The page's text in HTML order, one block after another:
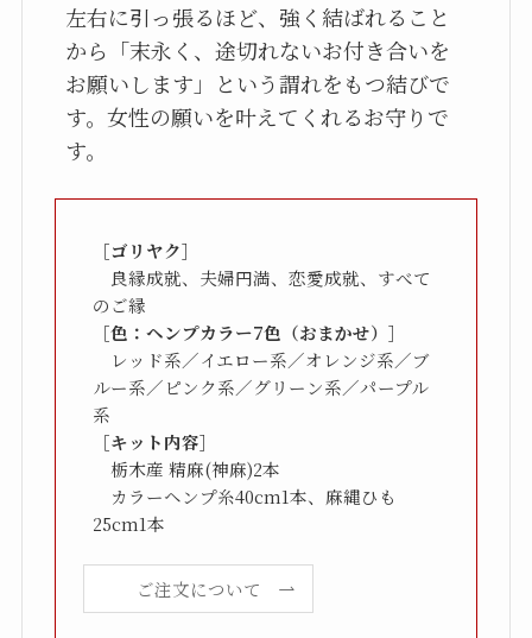
左右に引っ張るほど、強く結ばれること
から「末永く、途切れないお付き合いを
お願いします」という謂れをもつ結びで
す。女性の願いを叶えてくれるお守りで
す。
［ゴリヤク］
良縁成就、夫婦円満、恋愛成就、すべて
［色：ヘンプカラー7色（おまかせ）］
レッド系／イエロー系／オレンジ系／ブ
ルー系／ピンク系／グリーン系／パープル
［キット内容］
栃木産 精麻(神麻)2本
カラーヘンプ糸40cm1本、麻縄ひも
25cm1本
ご注文について